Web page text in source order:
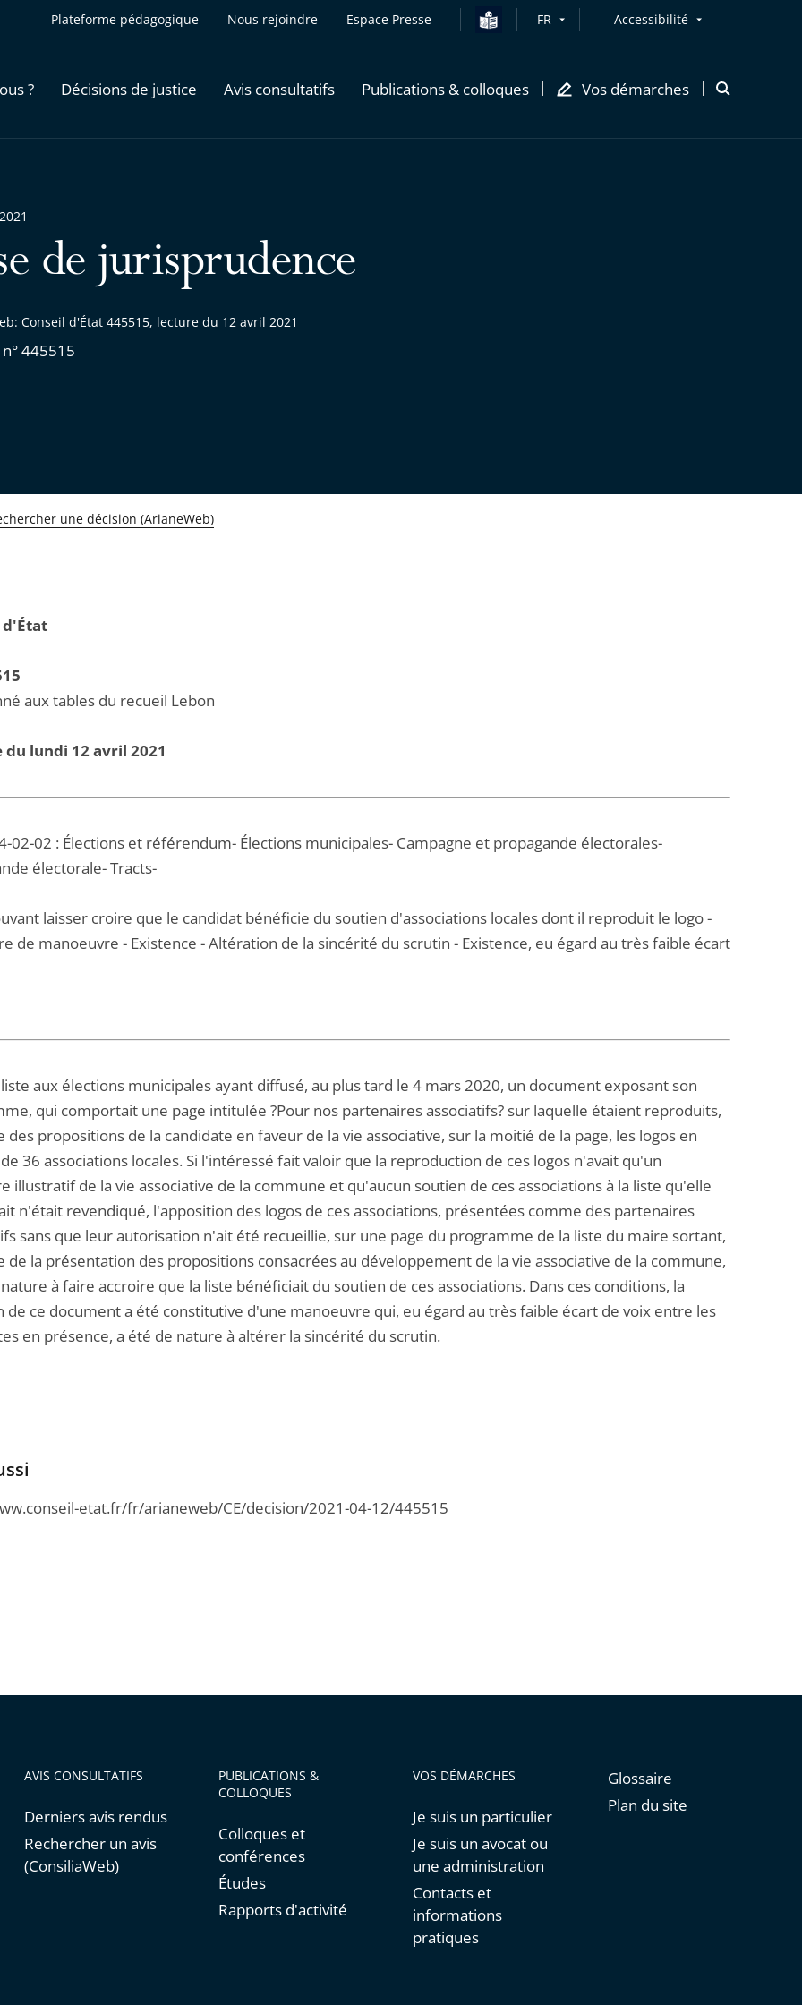
Plateforme pédagogique Nous rejoindre Espace Presse FR Accessibilité
? Décisions de justice Avis consultatifs Publications & colloques Vos démarches
Ouvrir
de jurisprudence
Conseil d'État 445515, lecture du 12 avril 2021
445515
une décision (ArianeWeb)
d'État
aux tables du recueil Lebon
du lundi 12 avril 2021
02-02 : Élections et référendum- Élections municipales- Campagne et propagande électorales-
électorale- Tracts-
laisser croire que le candidat bénéficie du soutien d'associations locales dont il reproduit le logo -
de manoeuvre - Existence - Altération de la sincérité du scrutin - Existence, eu égard au très faible écart
aux élections municipales ayant diffusé, au plus tard le 4 mars 2020, un document exposant son
qui comportait une page intitulée ?Pour nos partenaires associatifs? sur laquelle étaient reproduits,
des propositions de la candidate en faveur de la vie associative, sur la moitié de la page, les logos en
36 associations locales. Si l'intéressé fait valoir que la reproduction de ces logos n'avait qu'un
illustratif de la vie associative de la commune et qu'aucun soutien de ces associations à la liste qu'elle
n'était revendiqué, l'apposition des logos de ces associations, présentées comme des partenaires
sans que leur autorisation n'ait été recueillie, sur une page du programme de la liste du maire sortant,
de la présentation des propositions consacrées au développement de la vie associative de la commune,
à faire accroire que la liste bénéficiait du soutien de ces associations. Dans ces conditions, la
de ce document a été constitutive d'une manoeuvre qui, eu égard au très faible écart de voix entre les
en présence, a été de nature à altérer la sincérité du scrutin.
etat.fr/fr/arianeweb/CE/decision/2021-04-12/445515
AVIS CONSULTATIFS
Derniers avis rendus
Rechercher un avis
(ConsiliaWeb)
PUBLICATIONS &
COLLOQUES
Colloques et
conférences
Études
Rapports d'activité
VOS DÉMARCHES
Je suis un particulier
Je suis un avocat ou
une administration
Contacts et
informations
pratiques
Glossaire
Plan du site